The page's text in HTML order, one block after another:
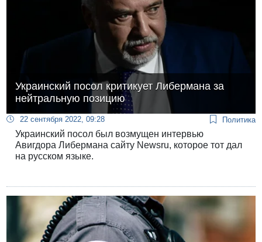
Украинский посол критикует Либермана за
нейтральную позицию
22 сентября 2022, 09:28 Политика
Украинский посол был возмущен интервью
Авигдора Либермана сайту Newsru, которое тот дал
на русском языке.